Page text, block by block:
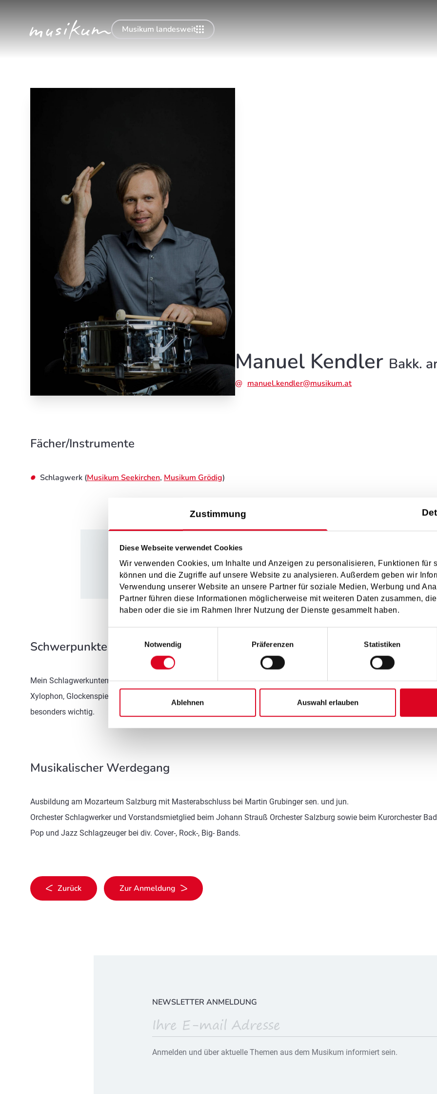
Zustimmung
Diese Webseite verwendet Cookies
Wir verwenden Cookies, um Inhalte und Anzeigen zu personalisieren, Funktionen für
können und die Zugriffe auf unsere Website zu analysieren. Außerdem geben wir
Verwendung unserer Website an unsere Partner für soziale Medien, Werbung und
Partner führen diese Informationen möglicherweise mit weiteren Daten zusammen,
haben oder die sie im Rahmen Ihrer Nutzung der Dienste gesammelt haben.
Notwendig
Präferenzen Statistiken
Ablehnen Auswahl erlauben
Musikum landesweit
Manuel Kendler Bakk.
manuel.kendler@musikum.at
Fächer/Instrumente
Schlagwerk (Musikum Seekirchen, Musikum Grödig)
Rhythmus, wo ich mit muss
Schwerpunkte im Unterricht
Mein Schlagwerkunterricht ist sehr vielfältig. Wir spielen Schlagzeug, Trommel, Pauke, Perkussion und vieles mehr
Xylophon, Glockenspiel, Vibraphon und Marimba. Moderne Pop, Rock Songs sind im Unterricht genauso angesagt,
besonders wichtig.
Musikalischer Werdegang
Ausbildung am Mozarteum Salzburg mit Masterabschluss bei Martin Grubinger sen. und jun.
Orchester Schlagwerker und Vorstandsmietglied beim Johann Strauß Orchester Salzburg sowie beim Kurorchester
Pop und Jazz Schlagzeuger bei div. Cover-, Rock-, Big- Bands.
Zurück Zur Anmeldung
NEWSLETTER ANMELDUNG
Anmelden und über aktuelle Themen aus dem Musikum informiert sein.